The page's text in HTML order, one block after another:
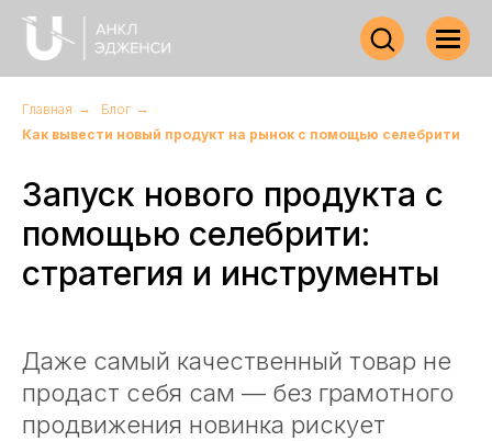
Главная → Блог →
Как вывести новый продукт на рынок с помощью селебрити
Запуск нового продукта с
помощью селебрити:
стратегия и инструменты
Даже самый качественный товар не
продаст себя сам — без грамотного
продвижения новинка рискует